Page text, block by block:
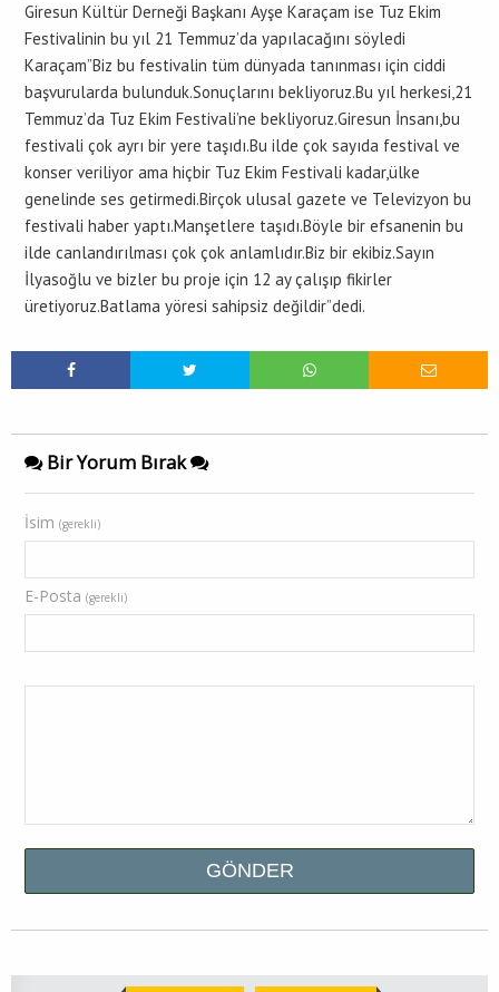
Giresun Kültür Derneği Başkanı Ayşe Karaçam ise Tuz Ekim
Festivalinin bu yıl 21 Temmuz’da yapılacağını söyledi
Karaçam”Biz bu festivalin tüm dünyada tanınması için ciddi
başvurularda bulunduk.Sonuçlarını bekliyoruz.Bu yıl herkesi,21
Temmuz’da Tuz Ekim Festivali’ne bekliyoruz.Giresun İnsanı,bu
festivali çok ayrı bir yere taşıdı.Bu ilde çok sayıda festival ve
konser veriliyor ama hiçbir Tuz Ekim Festivali kadar,ülke
genelinde ses getirmedi.Birçok ulusal gazete ve Televizyon bu
festivali haber yaptı.Manşetlere taşıdı.Böyle bir efsanenin bu
ilde canlandırılması çok çok anlamlıdır.Biz bir ekibiz.Sayın
İlyasoğlu ve bizler bu proje için 12 ay çalışıp fikirler
üretiyoruz.Batlama yöresi sahipsiz değildir”dedi.
Bir Yorum Bırak
İsim (gerekli)
E-Posta (gerekli)